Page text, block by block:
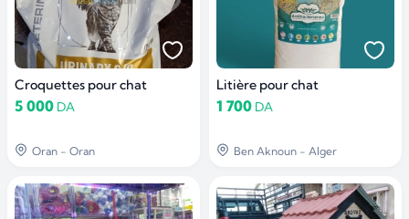
Croquettes pour chat
5 000 DA
Oran - Oran
Litière pour chat
1 700 DA
Ben Aknoun - Alger